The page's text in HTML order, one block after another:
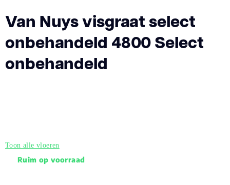
Van Nuys visgraat select
onbehandeld 4800 Select
onbehandeld
Toon alle vloeren
Ruim op voorraad